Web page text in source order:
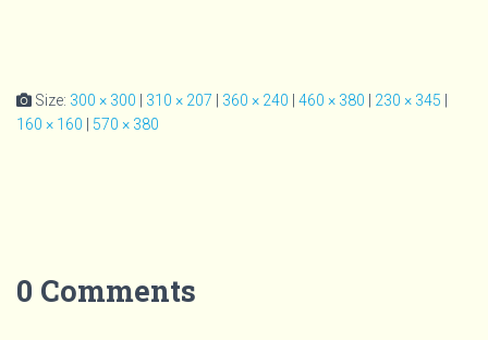
Size: 300 × 300 310 × 207 360 × 240 460 × 380 230 × 345
160 × 160
570 × 380
0 Comments